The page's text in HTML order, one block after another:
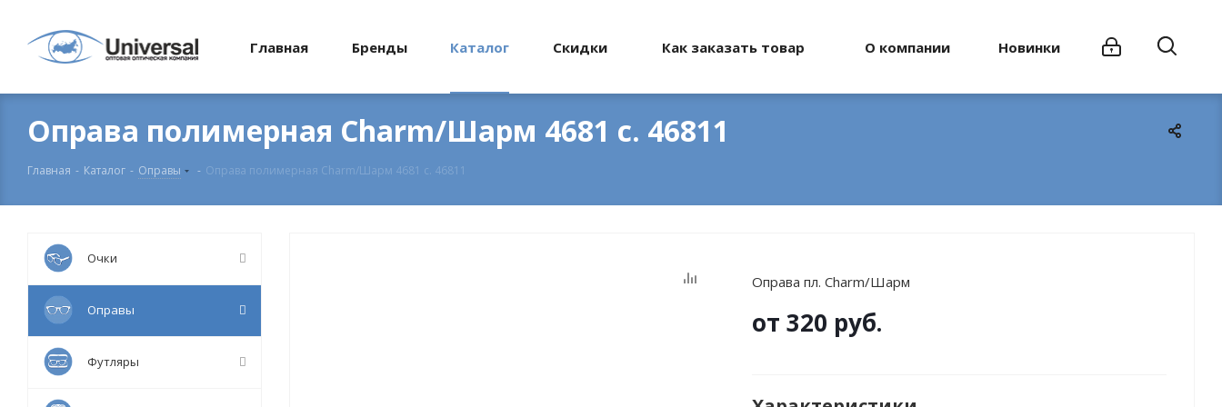
Главная Бренды Каталог Скидки Как заказать товар О компании Новинки
Оправа полимерная Charm/Шарм 4681 c. 46811
Главная - Каталог - Оправы - Оправа полимерная Charm/Шарм 4681 c. 46811
Оправа пл. Charm/Шарм
от 320 руб.
Очки
Оправы
Футляры